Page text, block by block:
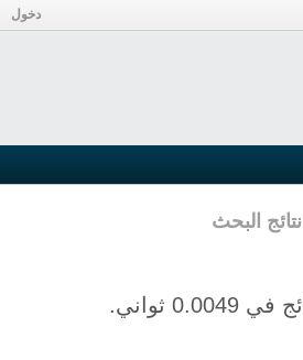
دخول
نتائج البحث